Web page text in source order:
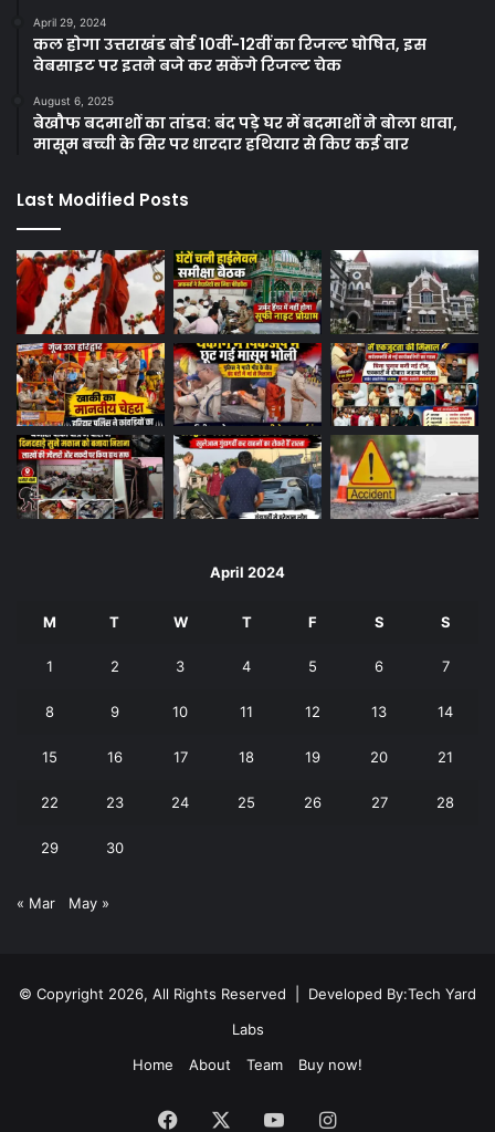
April 29, 2024
कल होगा उत्तराखंड बोर्ड 10वीं-12वीं का रिजल्ट घोषित, इस
वेबसाइट पर इतने बजे कर सकेंगे रिजल्ट चेक
August 6, 2025
बेखौफ बदमाशों का तांडव: बंद पड़े घर में बदमाशों ने बोला धावा,
मासूम बच्ची के सिर पर धारदार हथियार से किए कई वार
Last Modified Posts
April 2024
M T W T F S S
1 2 3 4 5 6 7
8 9 10 11 12 13 14
15 16 17 18 19 20 21
22 23 24 25 26 27 28
29 30
« Mar May »
© Copyright 2026, All Rights Reserved | Developed By:Tech Yard
Labs
Home
About Team Buy now!
Facebook YouTubeInstagram